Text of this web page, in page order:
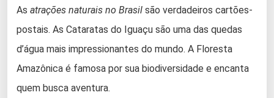
As atrações naturais no Brasil são verdadeiros cartões-
postais. As Cataratas do Iguaçu são uma das quedas
d’água mais impressionantes do mundo. A Floresta
Amazônica é famosa por sua biodiversidade e encanta
quem busca aventura.